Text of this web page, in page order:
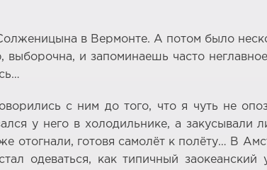
в Вермонте. А потом было
и запоминаешь часто
с ним до того, что я чуть не
у него в холодильнике, а
отогнали, готовя самолёт к полёту… В
одеваться, как типичный заокеанский